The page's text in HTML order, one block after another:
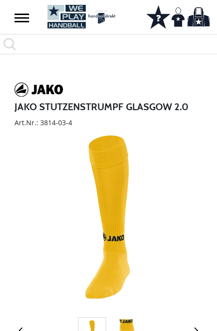
JAKO STUTZENSTRUMPF GLASGOW 2.0
Art.Nr.: 3814-03-4